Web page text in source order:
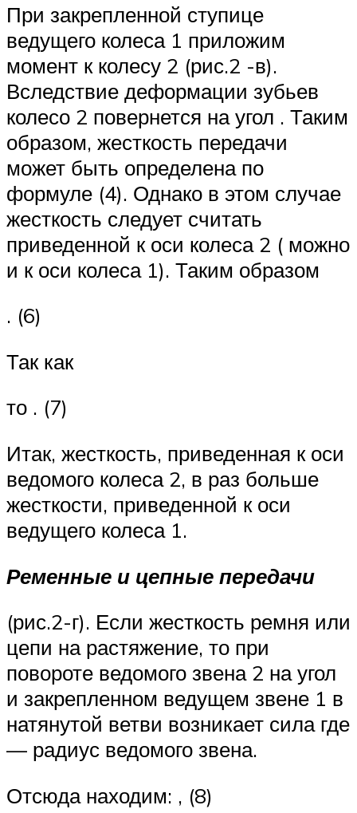
При закрепленной ступице
ведущего колеса 1 приложим
момент к колесу 2 (рис.2 -в).
Вследствие деформации зубьев
колесо 2 повернется на угол . Таким
образом, жесткость передачи
может быть определена по
формуле (4). Однако в этом случае
жесткость следует считать
приведенной к оси колеса 2 ( можно
и к оси колеса 1). Таким образом
. (6)
Так как
то . (7)
Итак, жесткость, приведенная к оси
ведомого колеса 2, в раз больше
жесткости, приведенной к оси
ведущего колеса 1.
Ременные и цепные передачи
(рис.2-г). Если жесткость ремня или
цепи на растяжение, то при
повороте ведомого звена 2 на угол
и закрепленном ведущем звене 1 в
натянутой ветви возникает сила где
— радиус ведомого звена.
Отсюда находим: , (8)